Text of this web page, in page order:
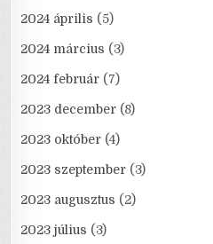
2024 április (5)
2024 március (3)
2024 február (7)
2023 december (8)
2023 október (4)
2023 szeptember (3)
2023 augusztus (2)
2023 július (3)